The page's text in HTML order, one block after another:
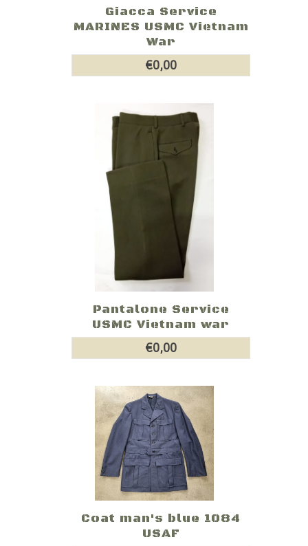
Giacca Service
MARINES USMC Vietnam
War
€0,00
Pantalone Service
USMC Vietnam war
€0,00
Coat man's blue 1084
USAF